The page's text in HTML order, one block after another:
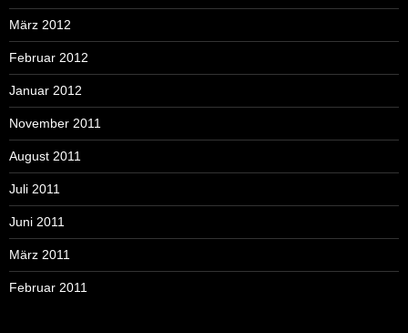
März 2012
Februar 2012
Januar 2012
November 2011
August 2011
Juli 2011
Juni 2011
März 2011
Februar 2011